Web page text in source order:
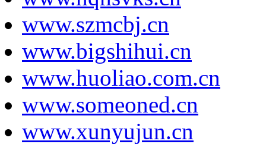
www.szmcbj.cn
www.bigshihui.cn
www.huoliao.com.cn
www.someoned.cn
www.xunyujun.cn